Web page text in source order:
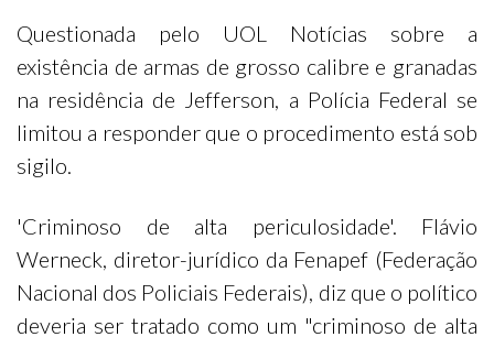
Questionada pelo UOL Notícias sobre a
existência de armas de grosso calibre e granadas
na residência de Jefferson, a Polícia Federal se
limitou a responder que o procedimento está sob
sigilo.
'Criminoso de alta periculosidade'. Flávio
Werneck, diretor-jurídico da Fenapef (Federação
Nacional dos Policiais Federais), diz que o político
deveria ser tratado como um "criminoso de alta